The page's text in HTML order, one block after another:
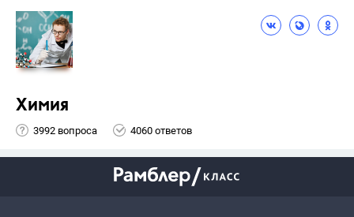
Химия
3992 вопроса 4060 ответов